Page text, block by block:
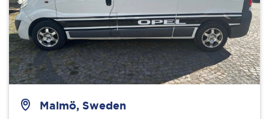
Malmö, Sweden